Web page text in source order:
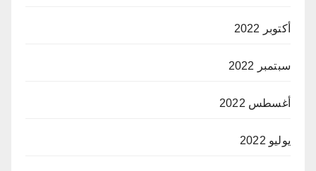
أكتوبر 2022
سبتمبر 2022
أغسطس 2022
يوليو 2022